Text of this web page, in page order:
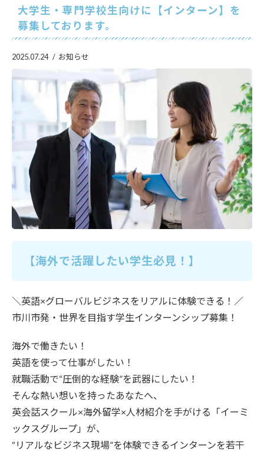
大学生・専門学校生向けに【インターン】を
募集しております。
2025.07.24 お知らせ
【海外で活躍したい学生必見！】
＼英語×グローバルビジネスをリアルに体験できる！／
市川市発・世界を目指す学生インターンシップ募集！
海外で働きたい！
英語を使って仕事がしたい！
就職活動で“圧倒的な経験”を武器にしたい！
そんな熱い想いを持ったあなたへ、
英会話スクール×海外留学×人材紹介を手がける「イーミ
ックスグループ」が、
“リアルなビジネス現場”を体験できるインターンを若干